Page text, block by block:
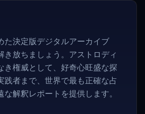
た決定版デジタルアーカイブ
き放ちましょう。アストロディ
き権威として、好奇心旺盛な探
践者まで、世界で最も正確な占
解釈レポートを提供します。